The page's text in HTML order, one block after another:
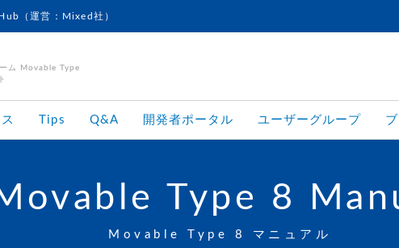
（運営：Mixed社）
ム Movable Type
Tips Q&A 開発者ポータル ユーザーグループ
Type 8
Movable Type 8 マニュアル